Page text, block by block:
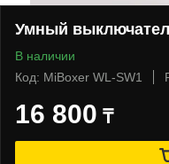
Умный
В наличии
Код: MiBoxer WL-SW1
16 800 ₸